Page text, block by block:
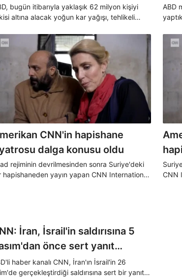
bugün itibarıyla yaklaşık 62 milyon kişiyi
altına alacak yoğun kar yağışı, tehlikeli
fırtınaların neden olacağı zorlu kış
karşı karşıya kalmaya hazırlanıyor.
ABD
ve
CNN'in hapishane
dalga konusu oldu
rejiminin devrilmesinden sonra Suriye'deki
hapishaneden yayın yapan CNN International,
CNN
İran, İsrail'in saldırısına 5
önce sert yanıt
haber kanalı CNN, İran'ın İsrail'in 26
gerçekleştirdiği saldırısına sert bir yanıt